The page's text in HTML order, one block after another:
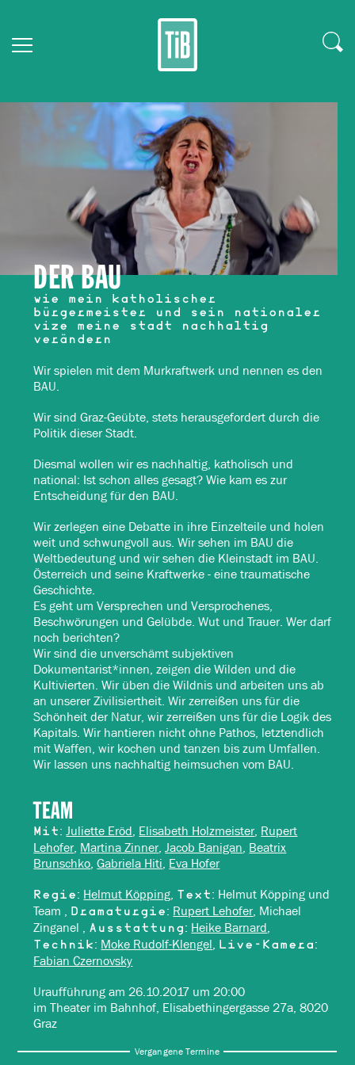
DER BAU
wie mein katholischer
bürgermeister und sein nationaler
vize meine stadt nachhaltig
verändern
Wir spielen mit dem Murkraftwerk und nennen es den
BAU.
Wir sind Graz-Geübte, stets herausgefordert durch die
Politik dieser Stadt.
Diesmal wollen wir es nachhaltig, katholisch und
national: Ist schon alles gesagt? Wie kam es zur
Entscheidung für den BAU.
Wir zerlegen eine Debatte in ihre Einzelteile und holen
weit und schwungvoll aus. Wir sehen im BAU die
Weltbedeutung und wir sehen die Kleinstadt im BAU.
Österreich und seine Kraftwerke - eine traumatische
Geschichte.
Es geht um Versprechen und Versprochenes,
Beschwörungen und Gelübde. Wut und Trauer. Wer darf
noch berichten?
Wir sind die unverschämt subjektiven
Dokumentarist*innen, zeigen die Wilden und die
Kultivierten. Wir üben die Wildnis und arbeiten uns ab
an unserer Zivilisiertheit. Wir zerreißen uns für die
Schönheit der Natur, wir zerreißen uns für die Logik des
Kapitals. Wir hantieren nicht ohne Pathos, letztendlich
mit Waffen, wir kochen und tanzen bis zum Umfallen.
Wir lassen uns nachhaltig heimsuchen vom BAU.
TEAM
Mit:Juliette Eröd, Elisabeth Holzmeister, Rupert
Lehofer, Martina Zinner,Jacob Banigan, Beatrix
Brunschko,Gabriela Hiti, Eva Hofer
Regie: Helmut Köpping, Text: Helmut Köpping und
Team , Dramaturgie: Rupert Lehofer, Michael
Zinganel , Ausstattung: Heike Barnard,
Technik: Moke Rudolf-Klengel, Live-Kamera:
Fabian Czernovsky
Uraufführung am 26.10.2017 um 20:00
im Theater im Bahnhof, Elisabethingergasse 27a, 8020
Graz
Vergangene Termine